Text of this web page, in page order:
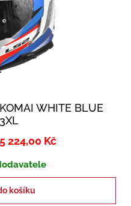
WHITE BLUE
5 224,00 Kč
košíku